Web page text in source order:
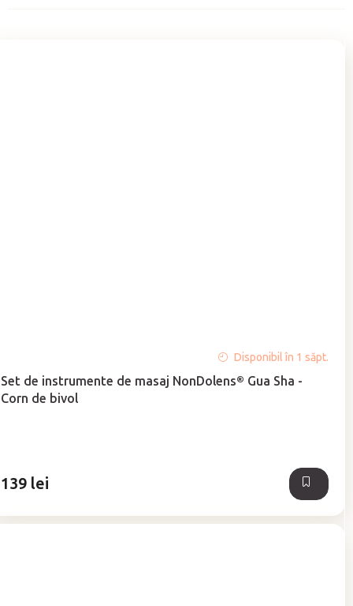
Set de instrumente de masaj NonDolens® Gua Sha -
Corn de bivol
medie
a
produsului
stele.
Disponibil în 1 săpt.
139 lei